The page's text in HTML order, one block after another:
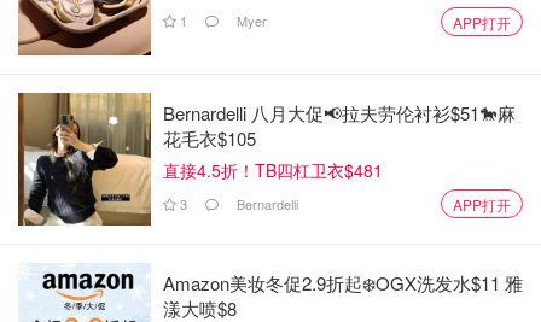
1 Myer APP打开
Bernardelli 八月大促📢拉夫劳伦衬衫$51🐎麻
花毛衣$105
直接4.5折！TB四杠卫衣$481
3 Bernardelli APP打开
Amazon美妆冬促2.9折起❄️OGX洗发水$11 雅
漾大喷$8